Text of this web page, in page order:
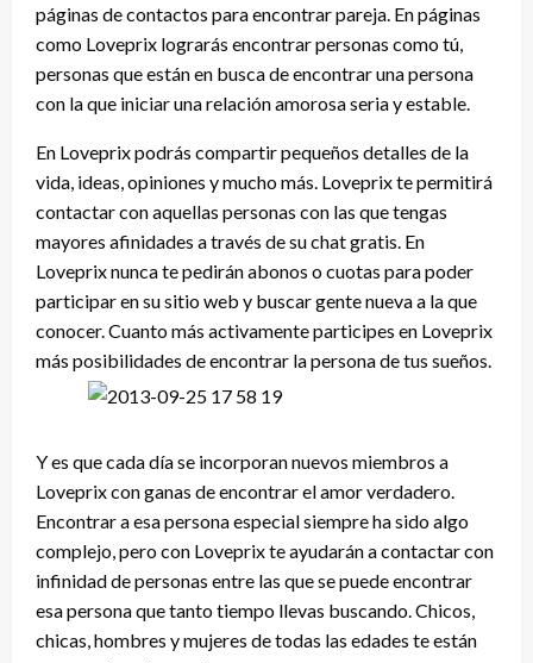
páginas de contactos para encontrar pareja. En páginas
como Loveprix lograrás encontrar personas como tú,
personas que están en busca de encontrar una persona
con la que iniciar una relación amorosa seria y estable.
En Loveprix podrás compartir pequeños detalles de la
vida, ideas, opiniones y mucho más. Loveprix te permitirá
contactar con aquellas personas con las que tengas
mayores afinidades a través de su chat gratis. En
Loveprix nunca te pedirán abonos o cuotas para poder
participar en su sitio web y buscar gente nueva a la que
conocer. Cuanto más activamente participes en Loveprix
más posibilidades de encontrar la persona de tus sueños.
Y es que cada día se incorporan nuevos miembros a
Loveprix con ganas de encontrar el amor verdadero.
Encontrar a esa persona especial siempre ha sido algo
complejo, pero con Loveprix te ayudarán a contactar con
infinidad de personas entre las que se puede encontrar
esa persona que tanto tiempo llevas buscando. Chicos,
chicas, hombres y mujeres de todas las edades te están